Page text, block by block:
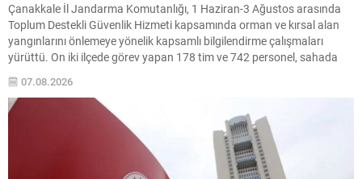
Çanakkale İl Jandarma Komutanlığı, 1 Haziran-3 Ağustos arasında
Toplum Destekli Güvenlik Hizmeti kapsamında orman ve kırsal alan
yangınlarını önlemeye yönelik kapsamlı bilgilendirme çalışmaları
yürüttü. On iki ilçede görev yapan 178 tim ve 742 personel, sahada
aktif olarak halkı bilinçlendirdi ve denetim faaliyetleri gerçekleştirdi.
Faaliyetler esnasında bin 315 biçerdöver ve balya...
07.08.2026